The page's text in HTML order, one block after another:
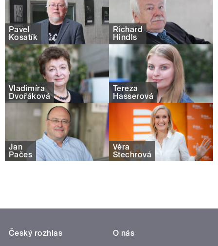
Pavel
Kosatík
Richard
Hindls
Vladimíra
Dvořáková
Tereza
Hasserová
Jan
Pačes
Věra
Štechrová
Český rozhlas
O nás